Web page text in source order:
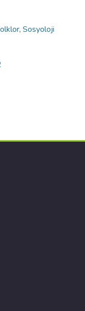
, Sosyoloji